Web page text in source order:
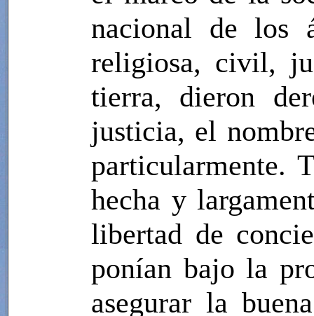
nacional de los
religiosa, civil,
tierra, dieron
justicia, el
particularmente.
hecha y
libertad de
ponían bajo la
asegurar la